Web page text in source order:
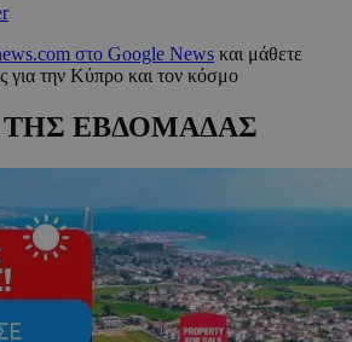
στο Google News και μάθετε
για την Κύπρο και τον κόσμο
ΤΗΣ ΕΒΔΟΜΑΔΑΣ